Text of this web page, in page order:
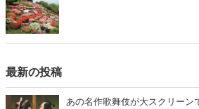
最新の投稿
あの名作歌舞伎が大スクリーン